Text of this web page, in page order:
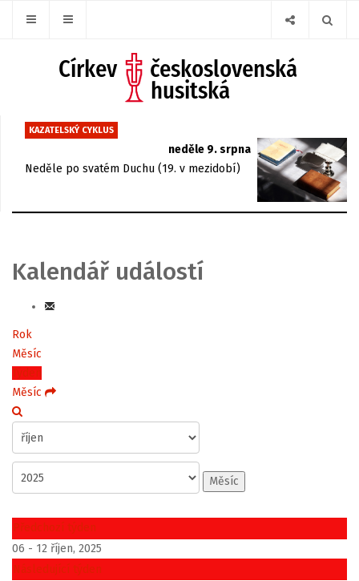
KAZATELSKÝ CYKLUS
neděle 9. srpna
Neděle po svatém Duchu (19. v mezidobí)
Kalendář událostí
Rok
Měsíc
Týden
Měsíc
Měsíc
Předchozí týden
06 - 12 říjen, 2025
Následující týden